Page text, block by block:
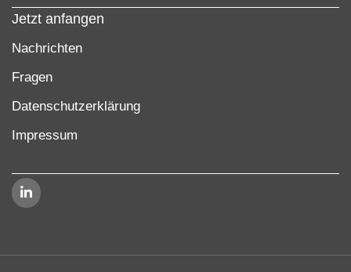
Jetzt anfangen
Nachrichten
Fragen
Datenschutzerklärung
Impressum